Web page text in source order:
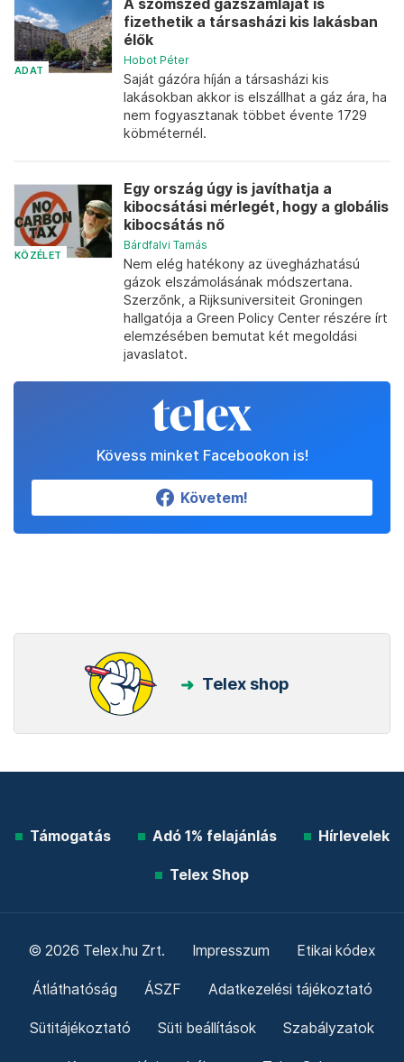
ADAT
A szomszéd gázszámláját is
fizethetik a társasházi kis lakásban
élők
Hobot Péter
Saját gázóra híján a társasházi kis
lakásokban akkor is elszállhat a gáz ára, ha
nem fogyasztanak többet évente 1729
köbméternél.
KÖZÉLET
Egy ország úgy is javíthatja a
kibocsátási mérlegét, hogy a globális
kibocsátás nő
Bárdfalvi Tamás
Nem elég hatékony az üvegházhatású
gázok elszámolásának módszertana.
Szerzőnk, a Rijksuniversiteit Groningen
hallgatója a Green Policy Center részére írt
elemzésében bemutat két megoldási
javaslatot.
Kövess minket Facebookon is!
Követem!
Telex shop
Támogatás Adó 1% felajánlás Hírlevelek
Telex Shop
© 2026 Telex.hu Zrt. Impresszum Etikai kódex
Átláthatóság ÁSZF Adatkezelési tájékoztató
Sütitájékoztató Süti beállítások Szabályzatok